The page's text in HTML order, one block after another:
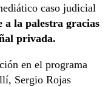
caso judicial
a la palestra gracias
privada.
en el programa
Sergio Rojas